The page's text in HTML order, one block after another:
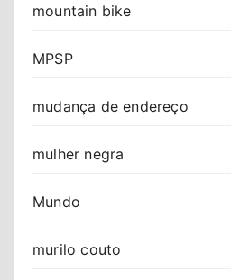
mountain bike
MPSP
mudança de endereço
mulher negra
Mundo
murilo couto